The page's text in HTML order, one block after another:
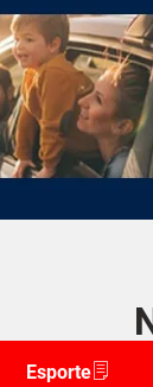
Esporte